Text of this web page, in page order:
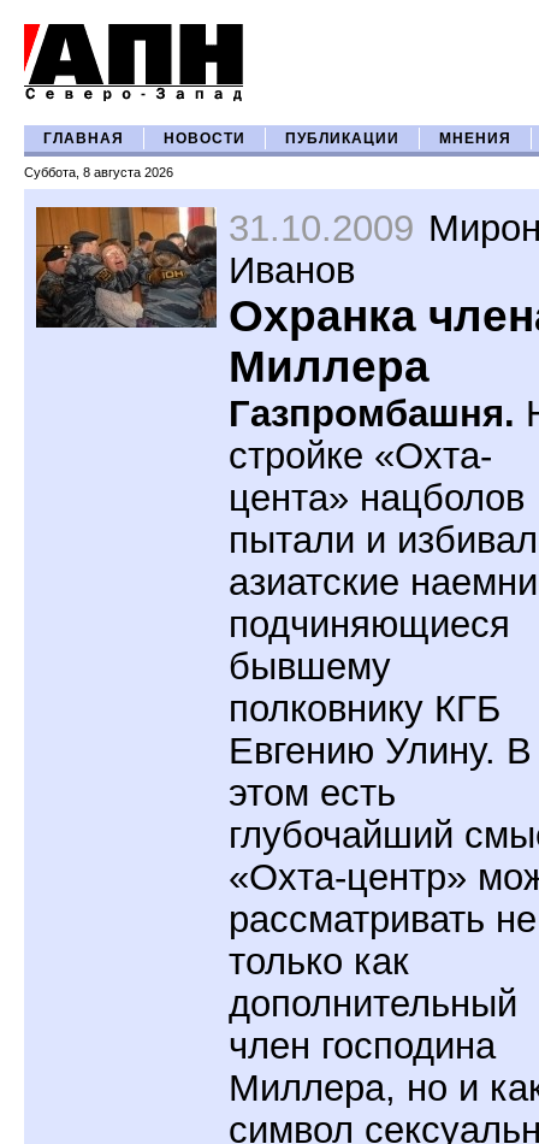
ГЛАВНАЯ НОВОСТИ ПУБЛИКАЦИИ МНЕНИЯ
Суббота, 8 августа 2026
31.10.2009
Иванов
Охранка
Миллера
Газпромбашня.
стройке «Охта-
цента» нацболов
пытали и
азиатские
подчиняющиеся
бывшему
полковнику КГБ
Евгению Улину. В
этом есть
глубочайший
«Охта-центр»
рассматривать не
только как
дополнительный
член господина
Миллера, но и
символ